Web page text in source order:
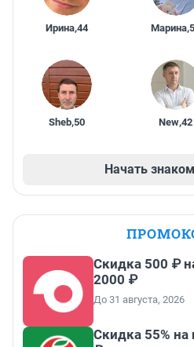
Ирина,44 Марина,
Sheb,50 New,42
Начать
Скидка 500 ₽
2000 ₽
До 31 августа, 2026
Скидка 55% на